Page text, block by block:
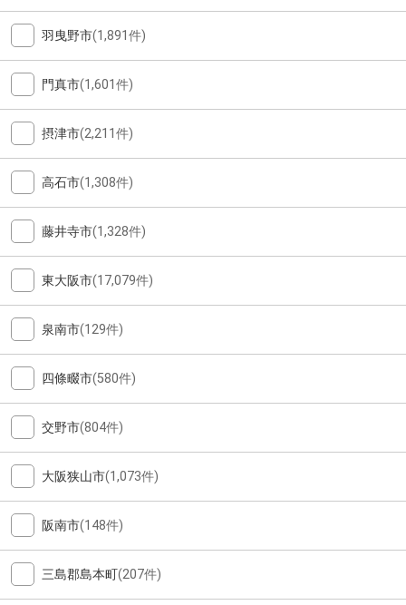
羽曳野市(1,891件)
門真市(1,601件)
摂津市(2,211件)
高石市(1,308件)
藤井寺市(1,328件)
東大阪市(17,079件)
泉南市(129件)
四條畷市(580件)
交野市(804件)
大阪狭山市(1,073件)
阪南市(148件)
三島郡島本町(207件)